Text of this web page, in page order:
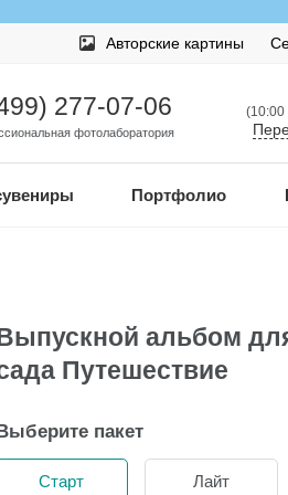
Авторские картины
277-07-06
фотолаборатория
Портфолио
альбом
Путешествие
пакет
Старт Лайт